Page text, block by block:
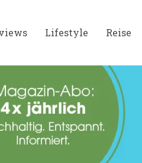
Lifestyle Reise